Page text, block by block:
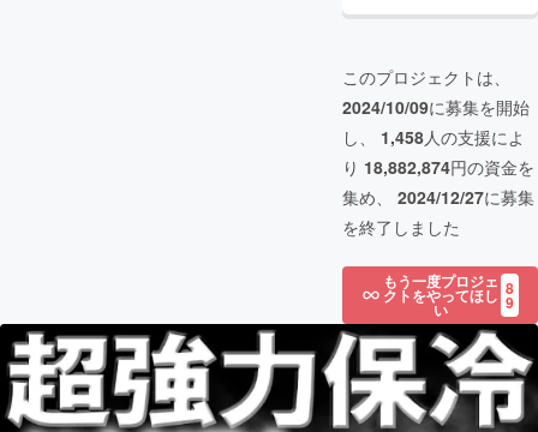
このプロジェクトは、
2024/10/09に募集を開始
し、 1,458人の支援によ
り 18,882,874円の資金を
集め、 2024/12/27に募集
を終了しました
もう一度プロジェ
クトをやってほし
い
8
9